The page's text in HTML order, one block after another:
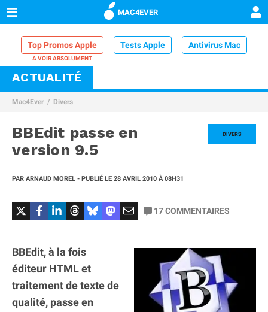
MAC4EVER
Top Promos Apple Tests Apple Antivirus Mac
VPN Mac
Comparatif iPhone
ACTUALITÉ
Mac4Ever Divers
DIVERS
BBEdit passe en
version 9.5
PAR ARNAUD MOREL - PUBLIÉ LE 28 AVRIL 2010 À 08H31
17COMMENTAIRES
BBEdit, à la fois
éditeur HTML et
traitement de texte de
qualité, passe en